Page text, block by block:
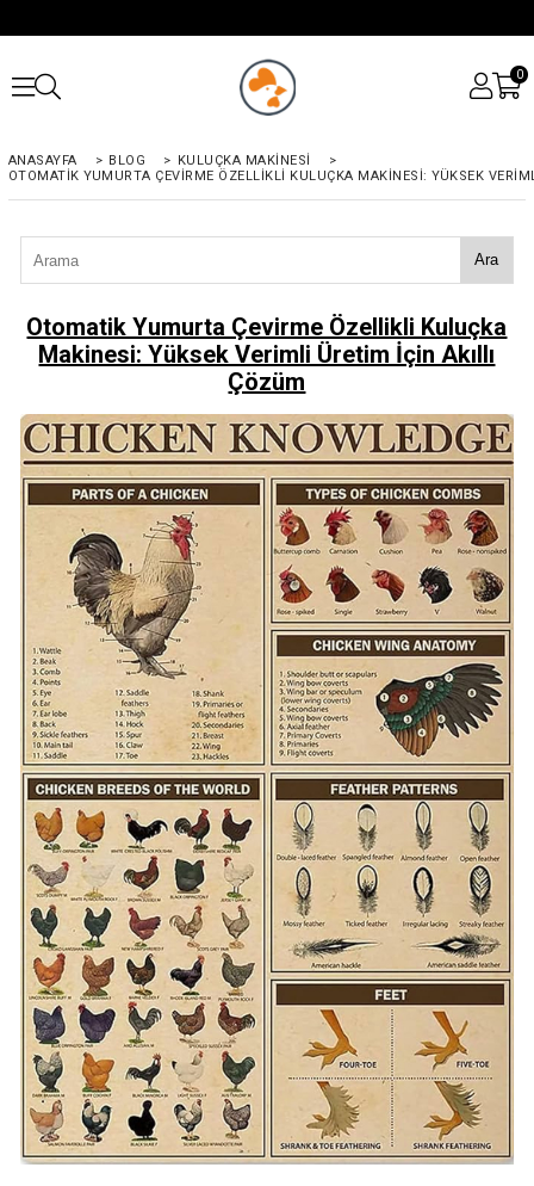
0
ANASAYFA > BLOG > KULUÇKA MAKINESI
>
OTOMATIK YUMURTA ÇEVIRME ÖZELLIKLI KULUÇKA MAKINESI: YÜKSEK
Ara
Otomatik Yumurta Çevirme Özellikli Kuluçka
Makinesi: Yüksek Verimli Üretim İçin Akıllı
Çözüm